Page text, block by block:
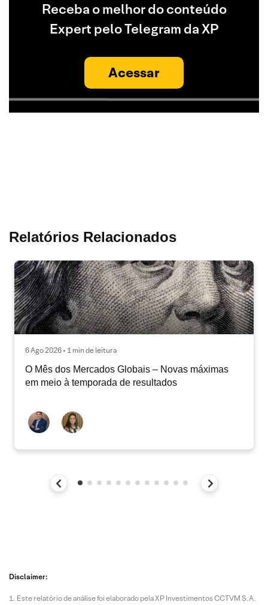
Receba o melhor do conteúdo
Expert pelo Telegram da XP
Acessar
Relatórios Relacionados
6 Ago 2026 • 1 min de leitura
O Mês dos Mercados Globais – Novas máximas
em meio à temporada de resultados
Disclaimer:
Este relatório de análise foi elaborado pela XP Investimentos CCTVM S.A.